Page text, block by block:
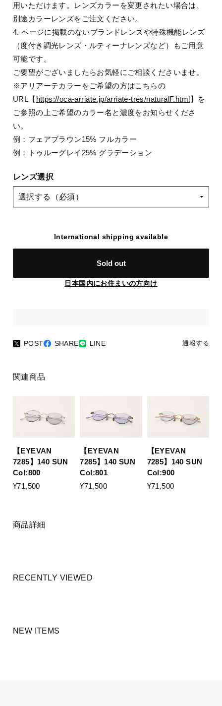
用いただけます。レンズカラーを変更されたい場合は、
別途カラーレンズをご注文ください。
4. ページに掲載のないブランドレンズや特殊機能レンズ
（度付き調光レンズ・ルティーナレンズなど）もご用意
可能です。
ご要望がございましたらお気軽にご相談くださいませ。
※アリアーテカラーをご希望の方はこちらの
URL【 https://oca-arriate.jp/arriate-tres/naturalF.html】を
ご参照の上ご希望のカラー名と濃度をお知らせくださ
い。
例：フェアブラウン15% フルカラー
例：トゥルーグレイ25% グラデーション
レンズ選択
International shipping available
Sold out
日本国内にお住まいの方向け
POST SHARE LINE 通報する
関連商品
【EYEVAN
7285】140 SUN
Col:800
¥71,500
【EYEVAN
7285】140 SUN
Col:801
¥71,500
【EYEVAN
7285】140 SUN
Col:900
¥71,500
商品詳細
RECENTLY VIEWED
NEW ITEMS